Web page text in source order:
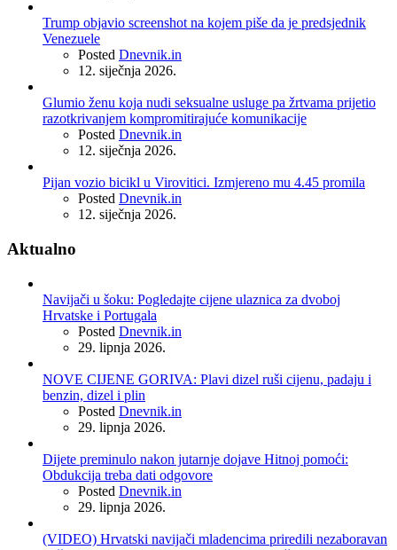
Trump objavio screenshot na kojem piše da je predsjednik
Venezuele
Posted Dnevnik.in
12. siječnja 2026.
Glumio ženu koja nudi seksualne usluge pa žrtvama prijetio
razotkrivanjem kompromitirajuće komunikacije
Posted Dnevnik.in
12. siječnja 2026.
Pijan vozio bicikl u Virovitici. Izmjereno mu 4.45 promila
Posted Dnevnik.in
12. siječnja 2026.
Aktualno
Navijači u šoku: Pogledajte cijene ulaznica za dvoboj
Hrvatske i Portugala
Posted Dnevnik.in
29. lipnja 2026.
NOVE CIJENE GORIVA: Plavi dizel ruši cijenu, padaju i
benzin, dizel i plin
Posted Dnevnik.in
29. lipnja 2026.
Dijete preminulo nakon jutarnje dojave Hitnoj pomoći:
Obdukcija treba dati odgovore
Posted Dnevnik.in
29. lipnja 2026.
(VIDEO) Hrvatski navijači mladencima priredili nezaboravan